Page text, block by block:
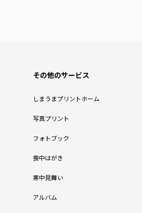
その他のサービス
しまうまプリントホーム
写真プリント
フォトブック
喪中はがき
寒中見舞い
アルバム